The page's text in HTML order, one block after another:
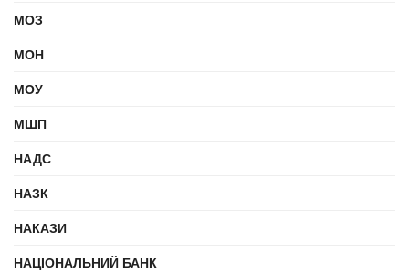
МОЗ
МОН
МОУ
МШП
НАДС
НАЗК
НАКАЗИ
НАЦІОНАЛЬНИЙ БАНК